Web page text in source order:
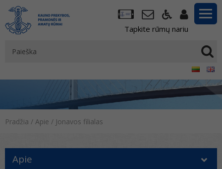
Tapkite rūmų nariu
Pradžia / Apie / Jonavos filialas
Apie